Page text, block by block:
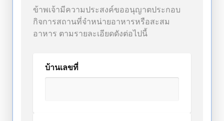
ข้าพเจ้ามีความประสงค์ขออนุญาตประกอบ
กิจการสถานที่จำหน่ายอาหารหรือสะสม
อาหาร ตามรายละเอียดดังต่อไปนี้
บ้านเลขที่